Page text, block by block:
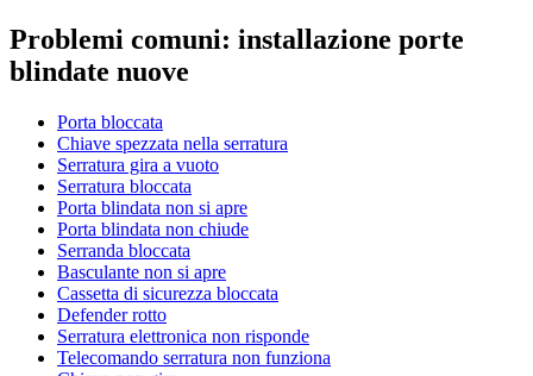
Problemi comuni: installazione porte
blindate nuove
Porta bloccata
Chiave spezzata nella serratura
Serratura gira a vuoto
Serratura bloccata
Porta blindata non si apre
Porta blindata non chiude
Serranda bloccata
Basculante non si apre
Cassetta di sicurezza bloccata
Defender rotto
Serratura elettronica non risponde
Telecomando serratura non funziona